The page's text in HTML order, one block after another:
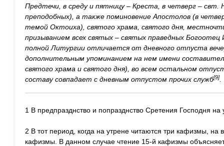
Предтечи, в среду и пятницу – Креста, в четверг – свт.
преподобных), а также поминовение Апостолов (в
темой Октоиха), святого храма, святого дня,
призыванием всех святых – святых праведных
полной Литургии отличается от дневного отпуста
дополнительным упоминанием на нем имени
святого храма и святого дня), во всем остальном
составу совпадает с дневным отпустом прочих служб[9]
1 В предпразднство и попразднство Сретения Господня
2 В тот период, когда на утрене читаются три кафизмы, на
кафизмы. В данном случае чтение 15-й кафизмы